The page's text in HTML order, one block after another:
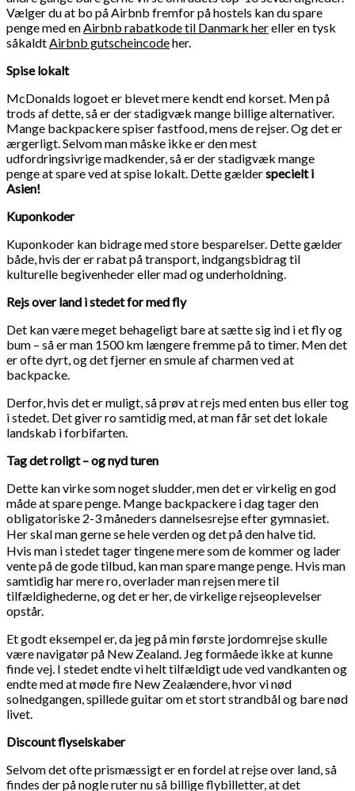
Vælger du at bo på Airbnb fremfor på hostels kan du spare
penge med enAirbnb rabatkode til Danmark hereller en tysk
såkaldtAirbnb gutscheincodeher.
Spise lokalt
McDonalds logoet er blevet mere kendt end korset. Men på
trods af dette, så er der stadigvæk mange billige alternativer.
Mange backpackere spiser fastfood, mens de rejser. Og det er
ærgerligt. Selvom man måske ikke er den mest
udfordringsivrige madkender, så er der stadigvæk mange
penge at spare ved at spise lokalt. Dette gælderspecielt i
Asien!
Kuponkoder
Kuponkoder kan bidrage med store besparelser. Dette gælder
både, hvis der er rabat på transport, indgangsbidrag til
kulturelle begivenheder eller mad og underholdning.
Rejs over land i stedet for med fly
Det kan være meget behageligt bare at sætte sig ind i et fly og
bum – så er man 1500 km længere fremme på to timer. Men det
er ofte dyrt, og det fjerner en smule af charmen ved at
backpacke.
Derfor, hvis det er muligt, så prøv at rejs med enten bus eller tog
i stedet. Det giver ro samtidig med, at man får set det lokale
landskab i forbifarten.
Tag det roligt – og nyd turen
Dette kan virke som noget sludder, men det er virkelig en god
måde at spare penge. Mange backpackere i dag tager den
obligatoriske 2-3 måneders dannelsesrejse efter gymnasiet.
Her skal man gerne se hele verden og det på den halve tid.
Hvis man i stedet tager tingene mere som de kommer og lader
vente på de gode tilbud, kan man spare mange penge. Hvis man
samtidig har mere ro, overlader man rejsen mere til
tilfældighederne, og det er her, de virkelige rejseoplevelser
opstår.
Et godt eksempel er, da jeg på min første jordomrejse skulle
være navigatør på New Zealand. Jeg formåede ikke at kunne
finde vej. I stedet endte vi helt tilfældigt ude ved vandkanten og
endte med at møde fire New Zealændere, hvor vi nød
solnedgangen, spillede guitar om et stort strandbål og bare nød
livet.
Discount flyselskaber
Selvom det ofte prismæssigt er en fordel at rejse over land, så
findes der på nogle ruter nu så billige flybilletter, at det